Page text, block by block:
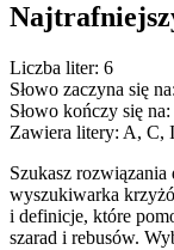
Liczba liter: 6
Słowo zaczyna się
Słowo kończy się
Zawiera litery: A, C,
Szukasz rozwiązania
wyszukiwarka
i definicje, które
szarad i rebusów.